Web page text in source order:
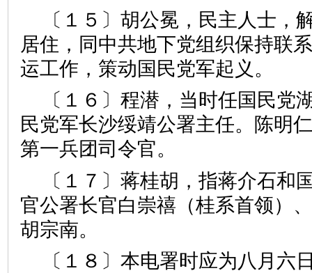
〔１５〕胡公冕，民主人士，
居住，同中共地下党组织保持联
运工作，策动国民党军起义。
〔１６〕程潜，当时任国民党
民党军长沙绥靖公署主任。陈明
第一兵团司令官。
〔１７〕蒋桂胡，指蒋介石和
官公署长官白崇禧（桂系首领）
胡宗南。
〔１８〕本电署时应为八月六